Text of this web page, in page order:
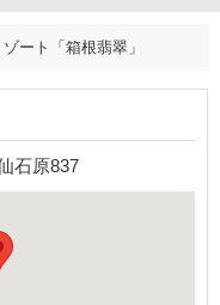
ート「箱根翡翠」
石原837